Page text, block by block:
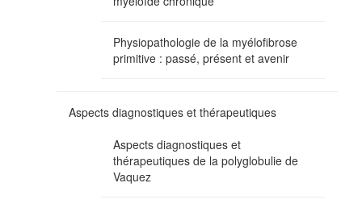
Physiopathologie de la myélofibrose
primitive : passé, présent et avenir
Aspects diagnostiques et thérapeutiques
Aspects diagnostiques et
thérapeutiques de la polyglobulie de
Vaquez